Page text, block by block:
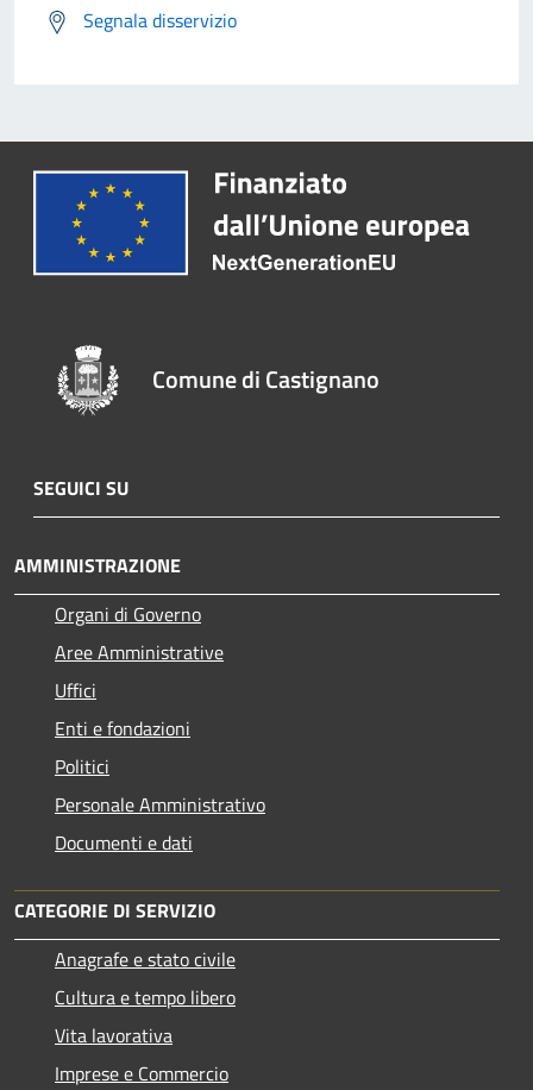
Segnala disservizio
Comune di Castignano
SEGUICI SU
AMMINISTRAZIONE
Organi di Governo
Aree Amministrative
Uffici
Enti e fondazioni
Politici
Personale Amministrativo
Documenti e dati
CATEGORIE DI SERVIZIO
Anagrafe e stato civile
Cultura e tempo libero
Vita lavorativa
Imprese e Commercio